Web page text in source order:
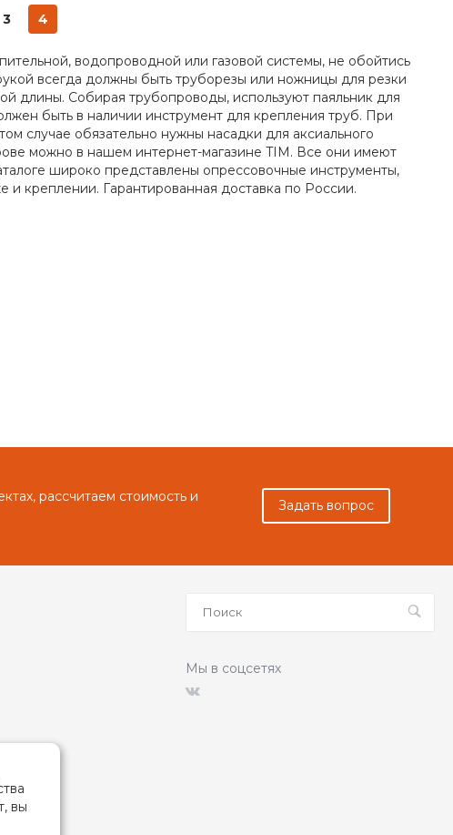
3 4
водопроводной или газовой системы, не обойтись
всегда должны быть труборезы или ножницы для резки
длины. Собирая трубопроводы, используют паяльник для
быть в наличии инструмент для крепления труб. При
случае обязательно нужны насадки для аксиального
можно в нашем интернет-магазине TIM. Все они имеют
широко представлены опрессовочные инструменты,
и креплении. Гарантированная доставка по России.
рассчитаем стоимость и
Задать вопрос
Мы в соцсетях
вы